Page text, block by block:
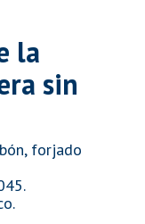
la
sin
forjado